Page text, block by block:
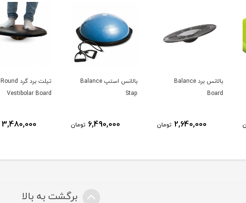
بالانس برد Balance
Board
2,640,000 تومان
بالانس استپ Balance
Stap
6,490,000 تومان
تیلت برد گرد Round
Vestibolar Board
3,480,000
برگشت به بالا